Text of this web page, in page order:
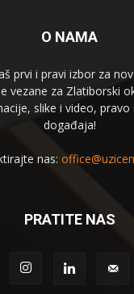
O NAMA
prvi i pravi izbor za
vezane za Zlatiborski
slike i video, pravo
događaja!
nas:
PRATITE NAS